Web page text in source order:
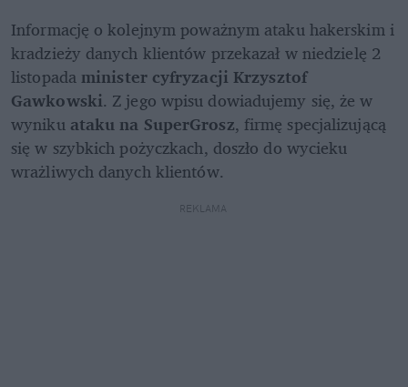
Informację o kolejnym poważnym ataku hakerskim i
kradzieży danych klientów przekazał w niedzielę 2
listopada minister cyfryzacji Krzysztof
Gawkowski. Z jego wpisu dowiadujemy się, że w
wyniku ataku na SuperGrosz, firmę specjalizującą
się w szybkich pożyczkach, doszło do wycieku
wrażliwych danych klientów.
REKLAMA